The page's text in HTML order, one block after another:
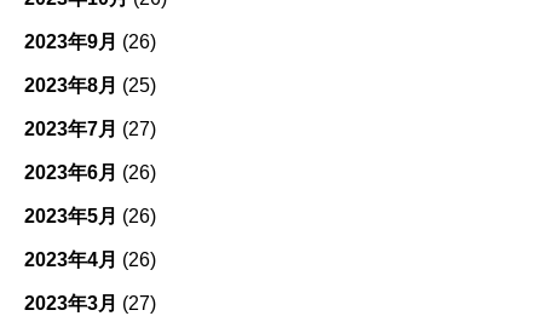
2023年9月 (26)
2023年8月 (25)
2023年7月 (27)
2023年6月 (26)
2023年5月 (26)
2023年4月 (26)
2023年3月 (27)